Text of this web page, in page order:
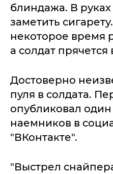
блиндажа. В
заметить
некоторое время
а солдат прячется
Достоверно
пуля в солдата.
опубликовал
наемников в
"ВКонтакте".
"Выстрел